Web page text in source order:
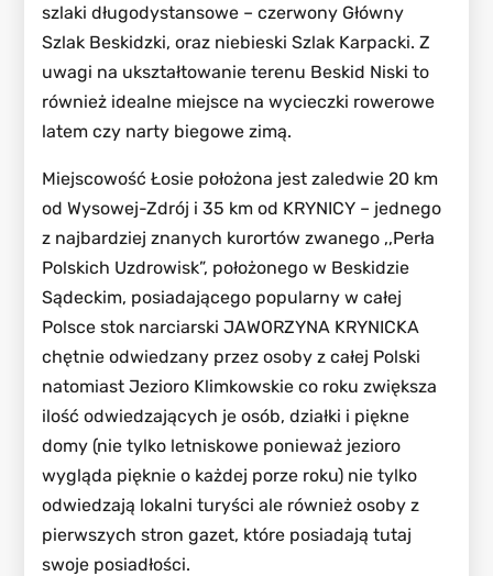
szlaki długodystansowe – czerwony Główny
Szlak Beskidzki, oraz niebieski Szlak Karpacki. Z
uwagi na ukształtowanie terenu Beskid Niski to
również idealne miejsce na wycieczki rowerowe
latem czy narty biegowe zimą.
Miejscowość Łosie położona jest zaledwie 20 km
od Wysowej-Zdrój i 35 km od KRYNICY – jednego
z najbardziej znanych kurortów zwanego ,,Perła
Polskich Uzdrowisk”, położonego w Beskidzie
Sądeckim, posiadającego popularny w całej
Polsce stok narciarski JAWORZYNA KRYNICKA
chętnie odwiedzany przez osoby z całej Polski
natomiast Jezioro Klimkowskie co roku zwiększa
ilość odwiedzających je osób, działki i piękne
domy (nie tylko letniskowe ponieważ jezioro
wygląda pięknie o każdej porze roku) nie tylko
odwiedzają lokalni turyści ale również osoby z
pierwszych stron gazet, które posiadają tutaj
swoje posiadłości.